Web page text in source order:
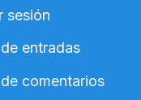
sesión
entradas
comentarios